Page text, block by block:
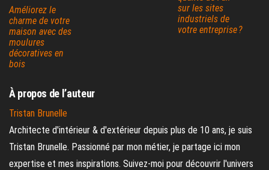
Améliorez le
charme de votre
maison avec des
moulures
décoratives en
bois
sur les sites
industriels de
votre entreprise ?
À propos de l’auteur
Tristan Brunelle
Architecte d'intérieur & d'extérieur depuis plus de 10 ans, je suis
Tristan Brunelle. Passionné par mon métier, je partage ici mon
expertise et mes inspirations. Suivez-moi pour découvrir l'univers